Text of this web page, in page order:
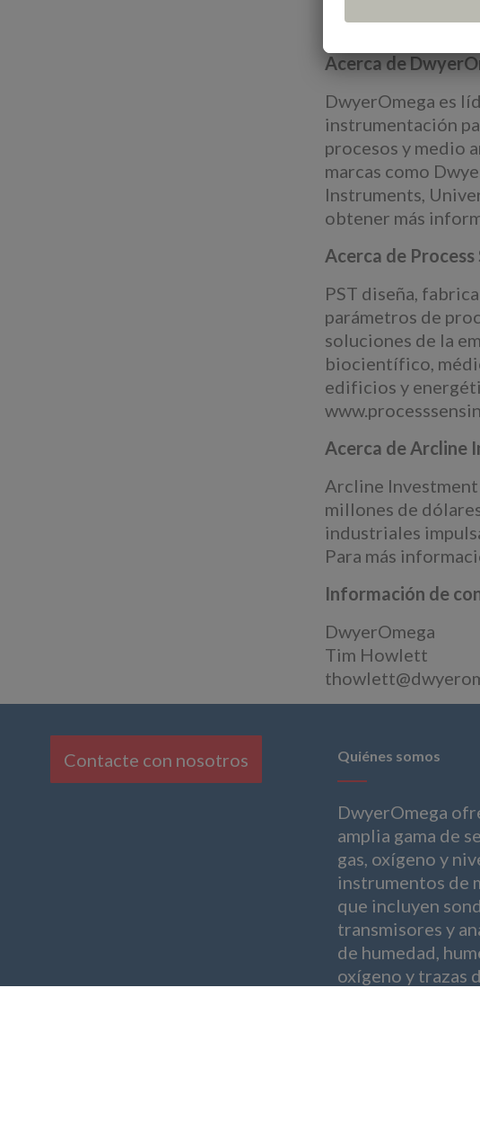
Barclays actuó
Acerca de
DwyerOmega es
instrumentación
procesos y medio
marcas como
Instruments,
obtener más
Acerca de
PST diseña,
parámetros de
soluciones de la
biocientífico,
edificios y
Acerca de Arcline
Arcline
millones de
industriales
Para más
Información de
DwyerOmega
Tim Howlett
Contacte con nosotros Quiénes somos
DwyerOmega
amplia gama de
gas, oxígeno y
instrumentos de
que incluyen
transmisores y
de humedad,
oxígeno y trazas